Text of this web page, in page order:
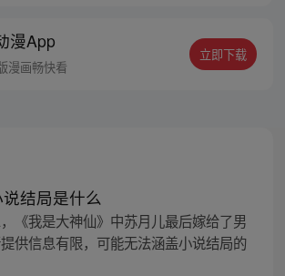
漫App
漫画畅快看
立即下载
结局是什么
《我是大神仙》中苏月儿最后嫁给了男
供信息有限，可能无法涵盖小说结局的